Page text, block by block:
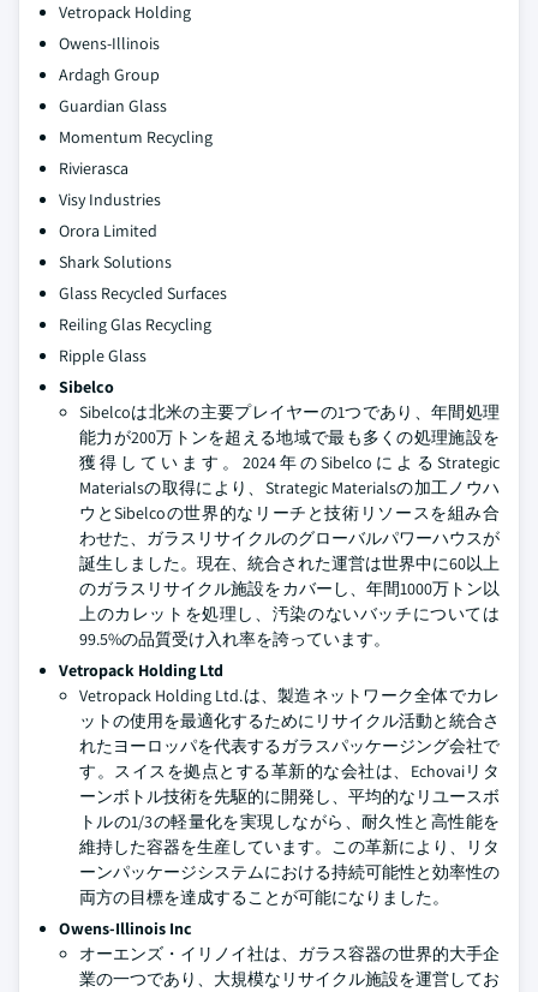
Vetropack Holding
Owens-Illinois
Ardagh Group
Guardian Glass
Momentum Recycling
Rivierasca
Visy Industries
Orora Limited
Shark Solutions
Glass Recycled Surfaces
Reiling Glas Recycling
Ripple Glass
Sibelco
Sibelcoは北米の主要プレイヤーの1つであり、年間処理
能力が200万トンを超える地域で最も多くの処理施設を
獲得しています。2024年のSibelcoによるStrategic
Materialsの取得により、Strategic Materialsの加工ノウハ
ウとSibelcoの世界的なリーチと技術リソースを組み合
わせた、ガラスリサイクルのグローバルパワーハウスが
誕生しました。現在、統合された運営は世界中に60以上
のガラスリサイクル施設をカバーし、年間1000万トン以
上のカレットを処理し、汚染のないバッチについては
99.5%の品質受け入れ率を誇っています。
Vetropack Holding Ltd
Vetropack Holding Ltd.は、製造ネットワーク全体でカレ
ットの使用を最適化するためにリサイクル活動と統合さ
れたヨーロッパを代表するガラスパッケージング会社で
す。スイスを拠点とする革新的な会社は、Echovaiリタ
ーンボトル技術を先駆的に開発し、平均的なリユースボ
トルの1/3の軽量化を実現しながら、耐久性と高性能を
維持した容器を生産しています。この革新により、リタ
ーンパッケージシステムにおける持続可能性と効率性の
両方の目標を達成することが可能になりました。
Owens-Illinois Inc
オーエンズ・イリノイ社は、ガラス容器の世界的大手企
業の一つであり、大規模なリサイクル施設を運営してお